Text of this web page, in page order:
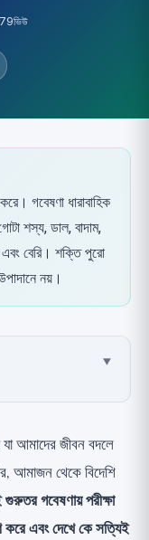
ভিউ
গবেষণা ধারাবাহিক
শস্য, ডাল, বাদাম,
বেরি। শক্তি পুরো
নয়।
▾
অনুসারে
ভিত্তি
পূর্বাভাসক
আমাদের জীবন বদলে
আমাজন থেকে বিদেশি
গবেষণায় পরীক্ষা
এবং দেখে কে সত্যিই